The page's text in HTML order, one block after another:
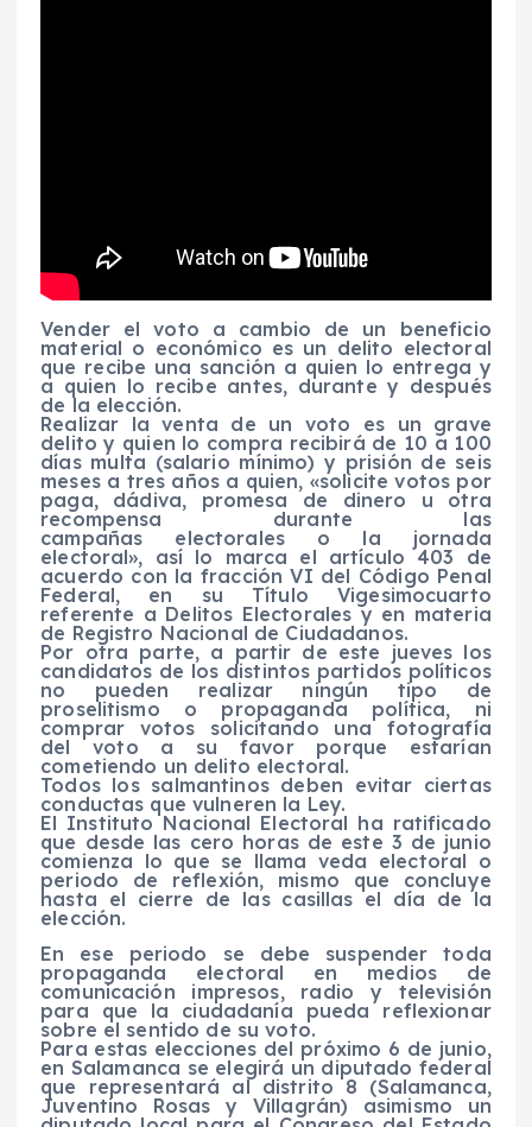
Vender el voto a cambio de un beneficio
material o económico es un delito electoral
que recibe una sanción a quien lo entrega y
a quien lo recibe antes, durante y después
de la elección.
Realizar la venta de un voto es un grave
delito y quien lo compra recibirá de 10 a 100
días multa (salario mínimo) y prisión de seis
meses a tres años a quien, «solicite votos por
paga, dádiva, promesa de dinero u otra
recompensa durante las
campañas electorales o la jornada
electoral», así lo marca el artículo 403 de
acuerdo con la fracción VI del Código Penal
Federal, en su Título Vigesimocuarto
referente a Delitos Electorales y en materia
de Registro Nacional de Ciudadanos.
Por otra parte, a partir de este jueves los
candidatos de los distintos partidos políticos
no pueden realizar ningún tipo de
proselitismo o propaganda política, ni
comprar votos solicitando una fotografía
del voto a su favor porque estarían
cometiendo un delito electoral.
Todos los salmantinos deben evitar ciertas
conductas que vulneren la Ley.
El Instituto Nacional Electoral ha ratificado
que desde las cero horas de este 3 de junio
comienza lo que se llama veda electoral o
periodo de reflexión, mismo que concluye
hasta el cierre de las casillas el día de la
elección.
En ese periodo se debe suspender toda
propaganda electoral en medios de
comunicación impresos, radio y televisión
para que la ciudadanía pueda reflexionar
sobre el sentido de su voto.
Para estas elecciones del próximo 6 de junio,
en Salamanca se elegirá un diputado federal
que representará al distrito 8 (Salamanca,
Juventino Rosas y Villagrán) asimismo un